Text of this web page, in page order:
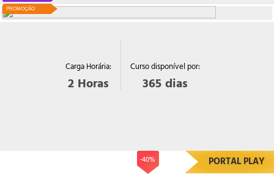
PROMOÇÃO
Carga Horária:
2 Horas
Curso disponível por:
365 dias
-40% PORTAL PLAY